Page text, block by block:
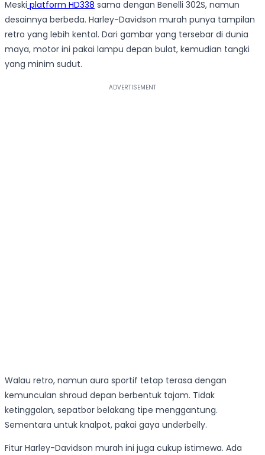
Meski platform HD338 sama dengan Benelli 302S, namun
desainnya berbeda. Harley-Davidson murah punya tampilan
retro yang lebih kental. Dari gambar yang tersebar di dunia
maya, motor ini pakai lampu depan bulat, kemudian tangki
yang minim sudut.
Walau retro, namun aura sportif tetap terasa dengan
kemunculan shroud depan berbentuk tajam. Tidak
ketinggalan, sepatbor belakang tipe menggantung.
Sementara untuk knalpot, pakai gaya underbelly.
Fitur Harley-Davidson murah ini juga cukup istimewa. Ada